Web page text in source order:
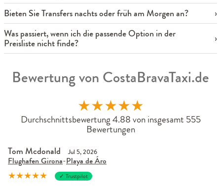
Bieten Sie Transfers nachts oder früh am Morgen an?
Was passiert, wenn ich die passende Option in der
Preisliste nicht finde?
Bewertung von CostaBravaTaxi.de
★★★★★
Durchschnittsbewertung 4.88 von insgesamt 555
Bewertungen
Tom Mcdonald Jul 5, 2026
Flughafen Girona-Playa de Áro
★★★★★ ✓ Trustpilot